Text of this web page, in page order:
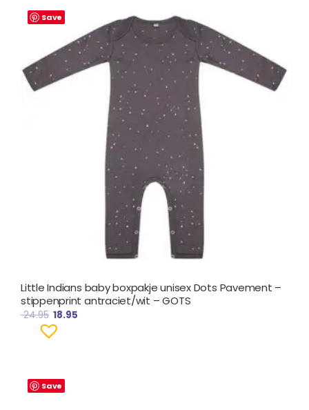
Save
Little Indians baby boxpakje unisex Dots Pavement –
stippenprint antraciet/wit – GOTS
24.95
prijs
was:
€ 24.95.
18.95
€ 18.95.
Save